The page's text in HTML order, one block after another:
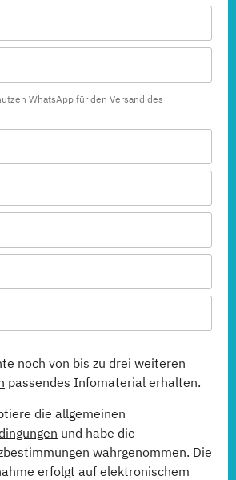
WhatsApp für den Versand des
noch von bis zu drei weiteren
passendes Infomaterial erhalten.
die allgemeinen
und habe die
wahrgenommen. Die
erfolgt auf elektronischem